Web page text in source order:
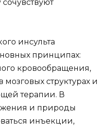
инсульта
принципах:
кровообращения,
структурах и
терапии. В
и природы
инъекции,